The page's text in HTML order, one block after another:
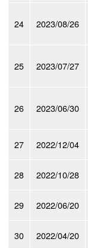
24 2023/08/26
25 2023/07/27
26 2023/06/30
27 2022/12/04
28 2022/10/28
29 2022/06/20
30 2022/04/20